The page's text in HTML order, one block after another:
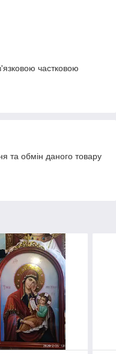
частковою
та обмін даного товару